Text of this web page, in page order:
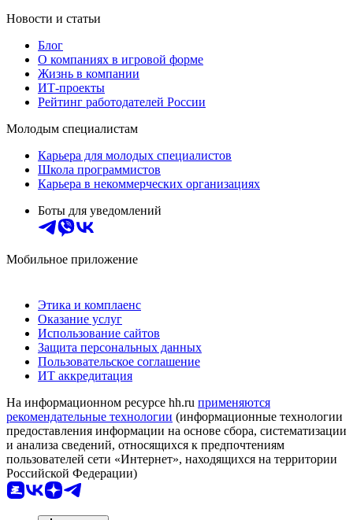
Новости и статьи
Блог
О компаниях в игровой форме
Жизнь в компании
ИТ-проекты
Рейтинг работодателей России
Молодым специалистам
Карьера для молодых специалистов
Школа программистов
Карьера в некоммерческих организациях
Боты для уведомлений
Мобильное приложение
Этика и комплаенс
Оказание услуг
Использование сайтов
Защита персональных данных
Пользовательское соглашение
ИТ аккредитация
На информационном ресурсе hh.ru применяются
рекомендательные технологии (информационные технологии
предоставления информации на основе сбора, систематизации
и анализа сведений, относящихся к предпочтениям
пользователей сети «Интернет», находящихся на территории
Российской Федерации)